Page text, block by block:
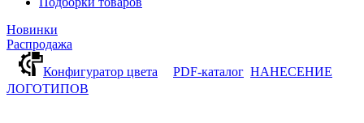
Новинки
Распродажа
Конфигуратор цвета
PDF-каталог НАНЕСЕНИЕ
ЛОГОТИПОВ